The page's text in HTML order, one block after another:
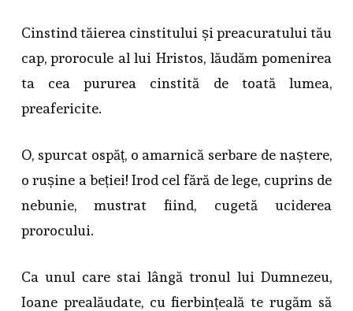
Cinstind tăierea cinstitului și preacuratului tău
cap, prorocule al lui Hristos, lăudăm pomenirea
ta cea pururea cinstită de toată lumea,
preafericite.
O, spurcat ospăț, o amarnică serbare de naștere,
o rușine a beției! Irod cel fără de lege, cuprins de
nebunie, mustrat fiind, cugetă uciderea
prorocului.
Ca unul care stai lângă tronul lui Dumnezeu,
Ioane prealăudate, cu fierbințeală te rugăm să